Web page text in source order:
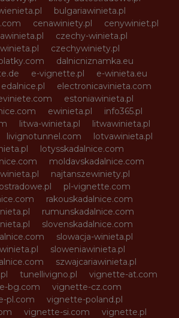
bulgariawinieta.pl
cenawiniety.pl
cenywiniet.pl
czechy-winieta.pl
czechywiniety.pl
dalnicniznamka.eu
e-vignette.pl
e-winieta.eu
edalnice.pl
electronicavinieta.com
estoniawinieta.pl
ewinieta.pl
info365.pl
litwa-winieta.pl
litwawinieta.pl
livignotunnel.com
lotvawinieta.pl
lotysskadalnice.com
moldavskadalnice.com
najtanszewiniety.pl
pl-vignette.com
rakouskadalnice.com
rumunskadalnice.com
slovenskadalnice.com
slowacja-winieta.pl
sloweniawinieta.pl
szwajcariawinieta.pl
tunellivigno.pl
vignette-at.com
bg.com
vignette-cz.com
pl.com
vignette-poland.pl
vignette-si.com
vignette.pl